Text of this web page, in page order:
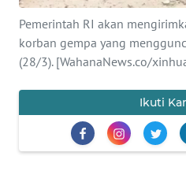
Pemerintah RI akan
korban gempa yang
(28/3). [WahanaNews.co/
Ikuti
SERBA-SERBI
PENDIDIKAN